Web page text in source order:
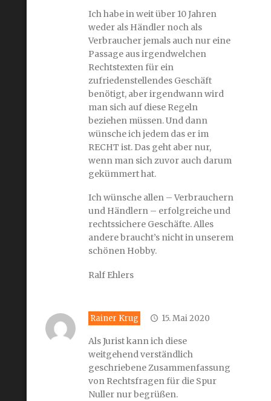
Ich habe in weit über 10 Jahren
weder als Händler noch als
Verbraucher jemals auch nur eine
Passage aus irgendwelchen
Rechtstexten für ein
zufriedenstellendes Geschäft
benötigt, aber irgendwann wird
man sich auf diese Regeln
beziehen müssen. Und dann
wünsche ich jedem das er im
RECHT ist. Das geht aber nur,
wenn man sich zuvor auch darum
gekümmert hat.
Ich wünsche allen – Verbrauchern
und Händlern – erfolgreiche und
rechtssichere Geschäfte. Alles
andere braucht’s nicht in unserem
schönen Hobby.
Ralf Ehlers
Rainer Krug 15. Mai 2020
Als Jurist kann ich diese
weitgehend verständlich
geschriebene Zusammenfassung
von Rechtsfragen für die Spur
Nuller nur begrüßen.